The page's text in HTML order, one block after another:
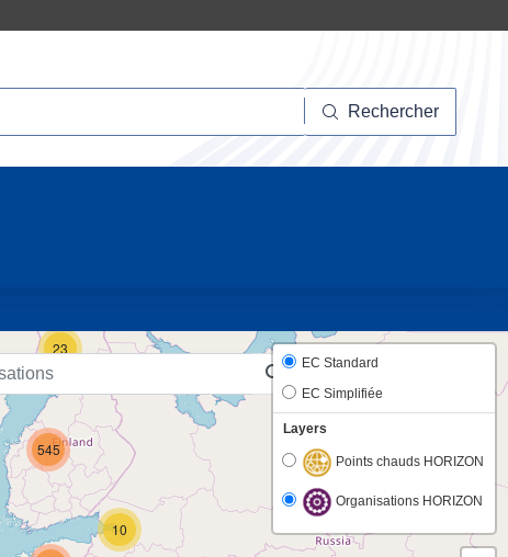
Rechercher
23
10
545
EC Standard
EC Simplifiée
Layers
Points chauds HORIZON
Organisations HORIZON